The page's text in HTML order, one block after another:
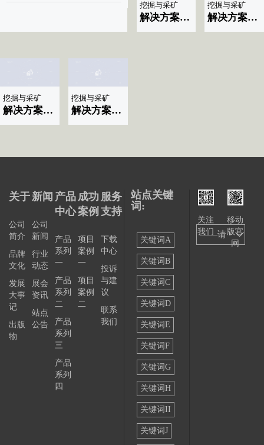
挖掘与采矿
解决方案标题名称|显示04条
挖掘与采矿
解决方案标题名称|显示03条
挖掘与采矿
解决方案标题名称|显示02条
挖掘与采矿
解决方案标题名称|显示01条
关于
公司
简介
品牌
文化
发展
大事
记
出版
物
新闻
公司
新闻
行业
动态
展会
资讯
站点
公告
产品
中心
产品
系列
一
产品
系列
二
产品
系列
三
产品
系列
四
成功
案例
项目
案例
一
项目
案例
二
服务
支持
下载
中心
投诉
与建
议
联系
我们
站点关键
词:
关键词A
关键词B
关键词C
关键词D
关键词E
关键词F
关键词G
关键词H
关键词II
关键词J
关注
我们
移动
版官
网
——请